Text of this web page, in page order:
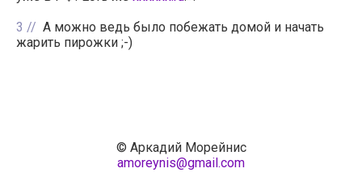
3
А можно ведь было побежать домой и начать
жарить пирожки ;-)
© Аркадий Морейнис
amoreynis@gmail.com